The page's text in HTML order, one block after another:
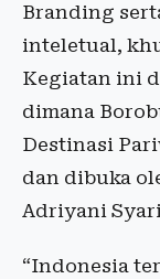
Branding
inteletual,
Kegiatan ini
dimana
Destinasi
dan dibuka
Adriyani
“Indonesia